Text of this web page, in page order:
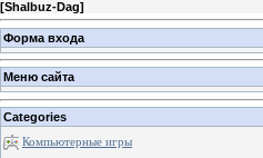
[Shalbuz-Dag]
Форма входа
Меню сайта
Categories
Компьютерные игры